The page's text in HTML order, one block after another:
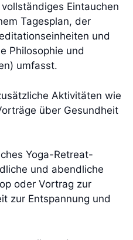
Eintauchen
Tagesplan, der
und
Philosophie und
umfasst.
Aktivitäten wie
über Gesundheit
Yoga-Retreat-
und abendliche
oder Vortrag zur
zur Entspannung und